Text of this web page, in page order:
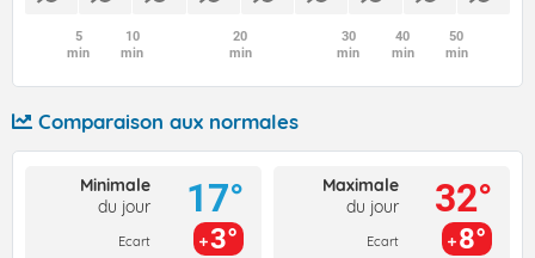
5
min
10
min
20
min
30
min
40
min
50
min
Comparaison aux normales
Minimale
du jour
Ecart
17°
3°
Maximale
du jour
Ecart
32°
8°